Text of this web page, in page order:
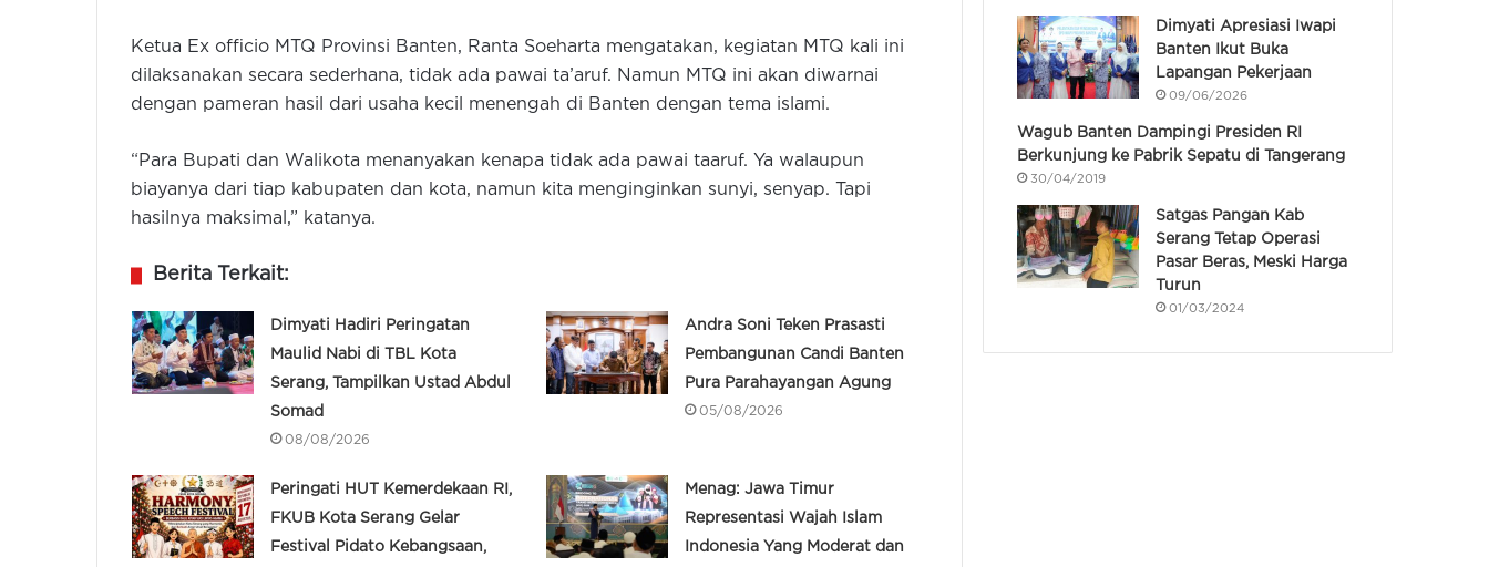
Ketua Ex officio MTQ Provinsi Banten, Ranta Soeharta mengatakan, kegiatan MTQ kali ini
dilaksanakan secara sederhana, tidak ada pawai ta’aruf. Namun MTQ ini akan diwarnai
dengan pameran hasil dari usaha kecil menengah di Banten dengan tema islami.
“Para Bupati dan Walikota menanyakan kenapa tidak ada pawai taaruf. Ya walaupun
biayanya dari tiap kabupaten dan kota, namun kita menginginkan sunyi, senyap. Tapi
hasilnya maksimal,” katanya.
Berita Terkait:
Dimyati Hadiri Peringatan
Maulid Nabi di TBL Kota
Serang, Tampilkan Ustad Abdul
Somad
08/08/2026
Andra Soni Teken Prasasti
Pembangunan Candi Banten
Pura Parahayangan Agung
05/08/2026
Peringati HUT Kemerdekaan RI,
FKUB Kota Serang Gelar
Festival Pidato Kebangsaan,
Menag: Jawa Timur
Representasi Wajah Islam
Indonesia Yang Moderat dan
Dimyati Apresiasi Iwapi
Banten Ikut Buka
Lapangan Pekerjaan
09/06/2026
Wagub Banten Dampingi Presiden RI
Berkunjung ke Pabrik Sepatu di Tangerang
30/04/2019
Satgas Pangan Kab
Serang Tetap Operasi
Pasar Beras, Meski Harga
Turun
01/03/2024